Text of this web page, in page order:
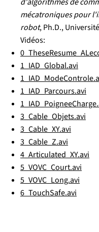
mécatroniques pour
robot, Ph.D.,
Vidéos:
1_IAD_Global.avi
1_IAD_Parcours.avi
3_Cable_Objets.avi
3_Cable_XY.avi
3_Cable_Z.avi
4_Articulated_XY.avi
5_VOVC_Court.avi
5_VOVC_Long.avi
6_TouchSafe.avi